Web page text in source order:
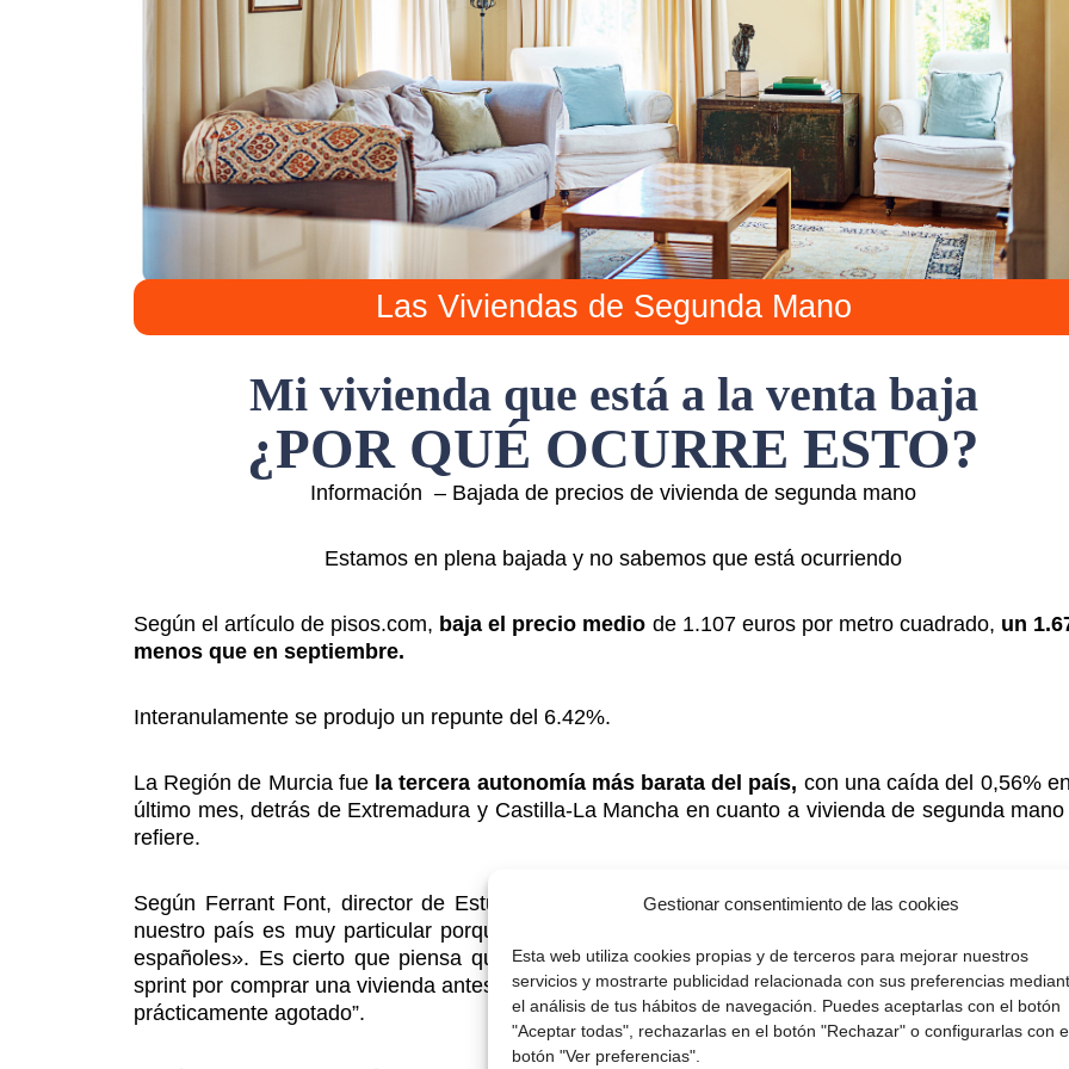
Gestionar consentimiento de las cookies
Esta web utiliza cookies propias y de terceros para mejorar nuestros
servicios y mostrarte publicidad relacionada con sus preferencias
el análisis de tus hábitos de navegación. Puedes aceptarlas con el botón
"Aceptar todas", rechazarlas en el botón "Rechazar" o configurarlas con
botón "Ver preferencias".
Las Viviendas de Segunda Mano
Mi vivienda que está a la venta baja
¿POR QUÉ OCURRE ESTO?
Información – Bajada de precios de vivienda de segunda mano
Estamos en plena bajada y no sabemos que está ocurriendo
Según el artículo de pisos.com, baja el precio medio de 1.107 euros por metro cuadrado, un
menos que en septiembre.
Interanulamente se produjo un repunte del 6.42%.
La Región de Murcia fuela tercera autonomía más barata del país, con una caída del 0,56%
último mes, detrás de Extremadura y Castilla-La Mancha en cuanto a vivienda de segunda
refiere.
Según Ferrant Font, director de Estudios de pisos.com, «La situación del mercado residencial
nuestro país es muy particular porque la propiedad está en el centro del plan de vida de
españoles». Es cierto que piensa que la fiebre del ladrillo se evaporará en el último trimestre
sprint por comprar una vivienda antes de que se intensifique el encarecimiento de las hipotecas
prácticamente agotado”.